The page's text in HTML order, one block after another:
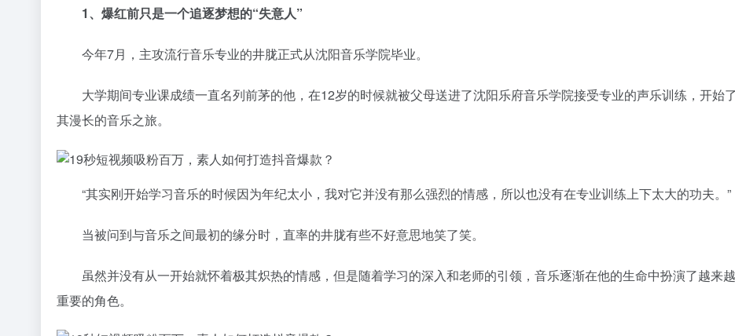
1、爆红前只是一个追逐梦想的“失意人”
今年7月，主攻流行音乐专业的井胧正式从沈阳音乐学院毕业。
大学期间专业课成绩一直名列前茅的他，在12岁的时候就被父母送进了沈阳乐府音乐学院接受专业的声乐训练，开始了
其漫长的音乐之旅。
“其实刚开始学习音乐的时候因为年纪太小，我对它并没有那么强烈的情感，所以也没有在专业训练上下太大的功夫。”
当被问到与音乐之间最初的缘分时，直率的井胧有些不好意思地笑了笑。
虽然并没有从一开始就怀着极其炽热的情感，但是随着学习的深入和老师的引领，音乐逐渐在他的生命中扮演了越来越
重要的角色。